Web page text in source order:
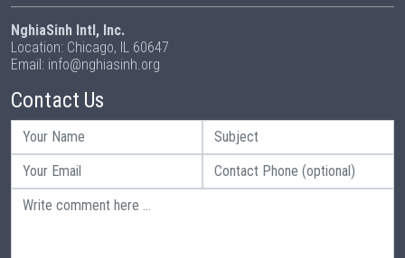
NghiaSinh Intl, Inc.
Location: Chicago, IL 60647
Email: info@nghiasinh.org
Contact Us